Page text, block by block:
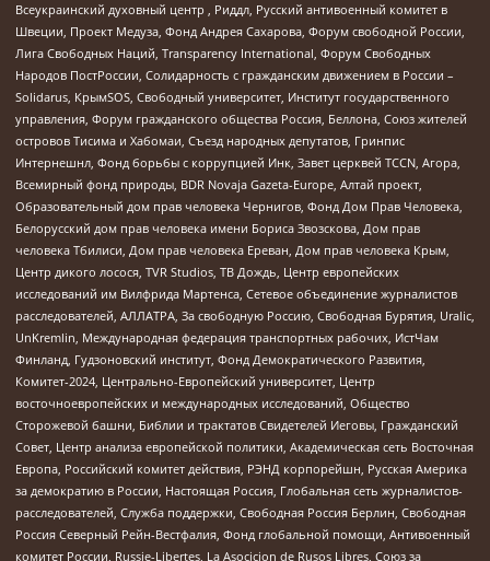
Всеукраинский духовный центр , Риддл, Русский антивоенный комитет в
Швеции, Проект Медуза, Фонд Андрея Сахарова, Форум свободной России,
Лига Свободных Наций, Transparеncy International, Форум Свободных
Народов ПостРоссии, Солидарность с гражданским движением в России –
Solidarus, КрымSOS, Свободный университет, Институт государственного
управления, Форум гражданского общества Россия, Беллона, Союз жителей
островов Тисима и Хабомаи, Съезд народных депутатов, Гринпис
Интернешнл, Фонд борьбы с коррупцией Инк, Завет церквей TCCN, Агора,
Всемирный фонд природы, BDR Novaja Gazeta-Europe, Алтай проект,
Образовательный дом прав человека Чернигов, Фонд Дом Прав Человека,
Белорусский дом прав человека имени Бориса Звозскова, Дом прав
человека Тбилиси, Дом прав человека Ереван, Дом прав человека Крым,
Центр дикого лосося, TVR Studios, ТВ Дождь, Центр европейских
исследований им Вилфрида Мартенса, Сетевое объединение журналистов
расследователей, АЛЛАТРА, За свободную Россию, Свободная Бурятия, Uralic,
UnKremlin, Международная федерация транспортных рабочих, ИстЧам
Финланд, Гудзоновский институт, Фонд Демократического Развития,
Комитет-2024, Центрально-Европейский университет, Центр
восточноевропейских и международных исследований, Общество
Сторожевой башни, Библии и трактатов Свидетелей Иеговы, Гражданский
Совет, Центр анализа европейской политики, Академическая сеть Восточная
Европа, Российский комитет действия, РЭНД корпорейшн, Русская Америка
за демократию в России, Настоящая Россия, Глобальная сеть журналистов-
расследователей, Служба поддержки, Свободная Россия Берлин, Свободная
Россия Северный Рейн-Вестфалия, Фонд глобальной помощи, Антивоенный
комитет России, Russie-Libertes, La Asocicion de Rusos Libres, Союз за